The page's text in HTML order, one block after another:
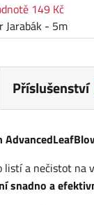
149 Kč
Jarabák - 5m
Příslušenství
listí a nečistot na
snadno a